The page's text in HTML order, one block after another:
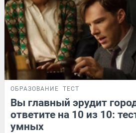
ОБРАЗОВАНИЕ ТЕСТ
Вы главный эрудит
ответите на 10 из 10:
умных